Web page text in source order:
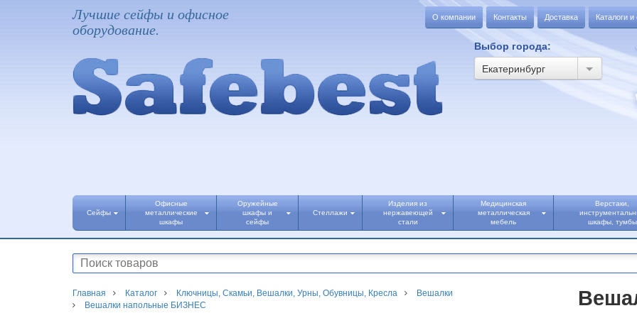
Лучшие сейфы и офисное
оборудование.
О компании Контакты Доставка Каталоги
Выбор города:
Екатеринбург
Сейфы
Офисные
металлические
шкафы
Оружейные
шкафы и
сейфы
Стеллажи
Изделия из
нержавеющей
стали
Медицинская
металлическая
мебель
Верстаки,
шкафы, тумбы
Главная Каталог Ключницы, Скамьи, Вешалки, Урны, Обувницы, Кресла
Вешалки
Вешалки напольные БИЗНЕС